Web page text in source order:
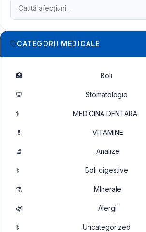
Caută în dicționarul medical
CATEGORII MEDICALE
🏥 Boli
🦷 Stomatologie
⚕️ MEDICINA DENTARA
💊 VITAMINE
🔬 Analize
⚕️ Boli digestive
⚗️ MInerale
🌿 Alergii
⚕️ Uncategorized